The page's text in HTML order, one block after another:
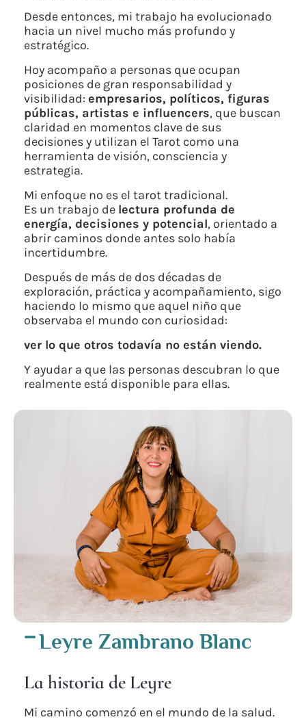
Desde entonces, mi trabajo ha evolucionado
hacia un nivel mucho más profundo y
estratégico.
Hoy acompaño a personas que ocupan
posiciones de gran responsabilidad y
visibilidad: empresarios, políticos, figuras
públicas, artistas e influencers, que buscan
claridad en momentos clave de sus
decisiones y utilizan el Tarot como una
herramienta de visión, consciencia y
estrategia.
Mi enfoque no es el tarot tradicional.
Es un trabajo de lectura profunda de
energía, decisiones y potencial, orientado a
abrir caminos donde antes solo había
incertidumbre.
Después de más de dos décadas de
exploración, práctica y acompañamiento, sigo
haciendo lo mismo que aquel niño que
observaba el mundo con curiosidad:
ver lo que otros todavía no están viendo.
Y ayudar a que las personas descubran lo que
realmente está disponible para ellas.
Leyre Zambrano Blanc
La historia de Leyre
Mi camino comenzó en el mundo de la salud.